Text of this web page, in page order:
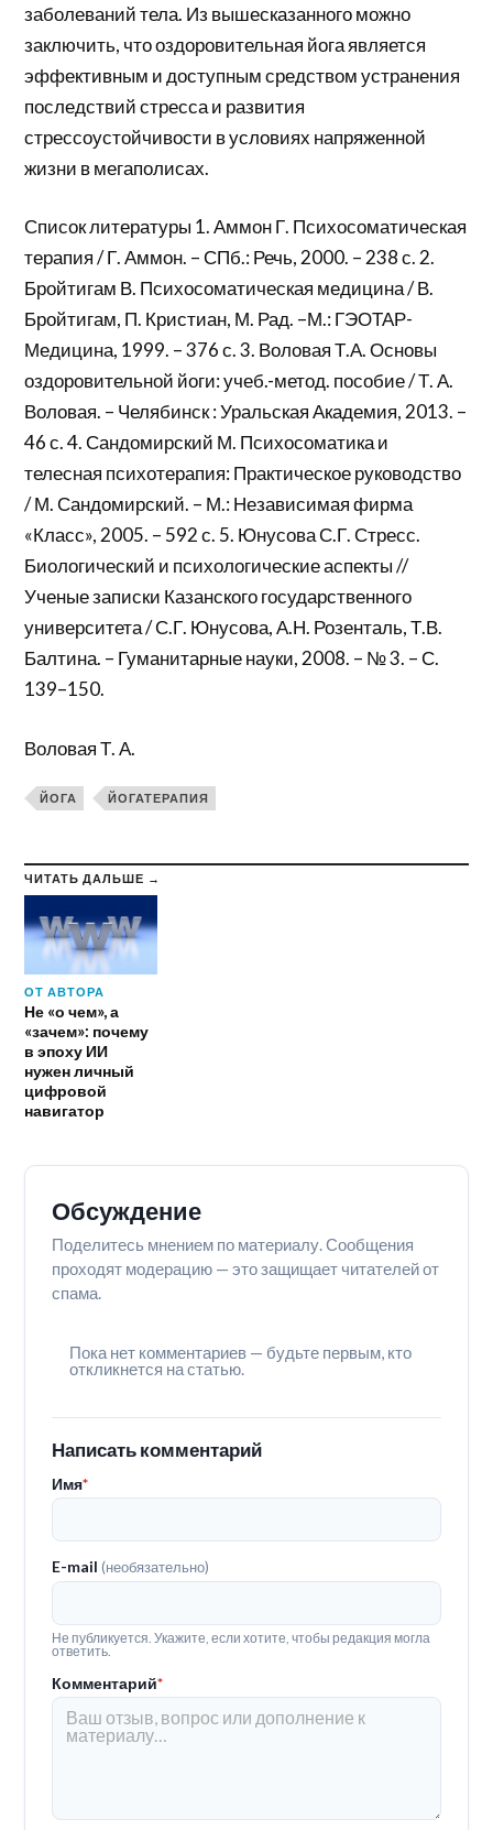
заболеваний тела. Из вышесказанного можно
заключить, что оздоровительная йога является
эффективным и доступным средством устранения
последствий стресса и развития
стрессоустойчивости в условиях напряженной
жизни в мегаполисах.
Список литературы 1. Аммон Г. Психосоматическая
терапия / Г. Аммон. – СПб.: Речь, 2000. – 238 с. 2.
Бройтигам В. Психосоматическая медицина / В.
Бройтигам, П. Кристиан, М. Рад. –М.: ГЭОТАР-
Медицина, 1999. – 376 с. 3. Воловая Т.А. Основы
оздоровительной йоги: учеб.-метод. пособие / Т. А.
Воловая. – Челябинск : Уральская Академия, 2013. –
46 с. 4. Сандомирский М. Психосоматика и
телесная психотерапия: Практическое руководство
/ М. Сандомирский. – М.: Независимая фирма
«Класс», 2005. – 592 с. 5. Юнусова С.Г. Стресс.
Биологический и психологические аспекты //
Ученые записки Казанского государственного
университета / С.Г. Юнусова, А.Н. Розенталь, Т.В.
Балтина. – Гуманитарные науки, 2008. – № 3. – С.
139–150.
Воловая Т. А.
ЙОГА ЙОГАТЕРАПИЯ
ЧИТАТЬ ДАЛЬШЕ →
ОТ АВТОРА
Не «о чем», а
«зачем»: почему
в эпоху ИИ
нужен личный
цифровой
навигатор
Обсуждение
Поделитесь мнением по материалу. Сообщения
проходят модерацию — это защищает читателей от
спама.
Пока нет комментариев — будьте первым, кто
откликнется на статью.
Написать комментарий
Имя*
E-mail(необязательно)
Не публикуется. Укажите, если хотите, чтобы редакция могла
ответить.
Комментарий*